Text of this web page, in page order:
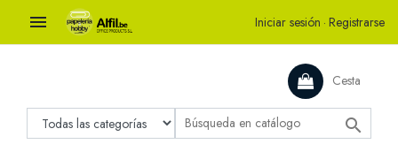
 Iniciar sesión · Registrarse
Cesta
